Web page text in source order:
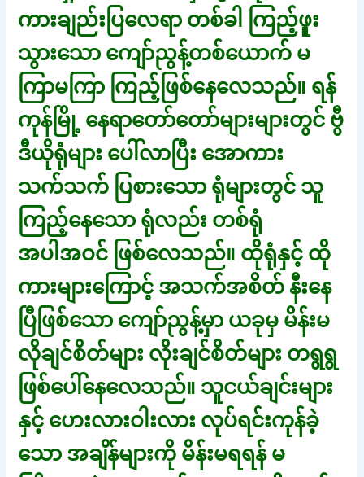
ကားချည်းပြလေရာ တစ်ခါ ကြည့်ဖူး
သွားသော ကျော်ညွန့်တစ်ယောက် မ
ကြာမကြာ ကြည့်ဖြစ်နေလေသည်။ ရန်
ကုန်မြို့ နေရာတော်တော်များများတွင် ဗွီ
ဒီယိုရုံများ ပေါ်လာပြီး အောကား
သက်သက် ပြစားသော ရုံများတွင် သူ
ကြည့်နေသော ရုံလည်း တစ်ရုံ
အပါအဝင် ဖြစ်လေသည်။ ထိုရုံနှင့် ထို
ကားများကြောင့် အသက်အစိတ် နီးနေ
ပြီဖြစ်သော ကျော်ညွန့်မှာ ယခုမှ မိန်းမ
လိုချင်စိတ်များ လိုးချင်စိတ်များ တရွရွ
ဖြစ်ပေါ်နေလေသည်။ သူငယ်ချင်းများ
နှင့် ဟေးလားဝါးလား လုပ်ရင်းကုန်ခဲ့
သော အချိန်များကို မိန်းမရရန် မ